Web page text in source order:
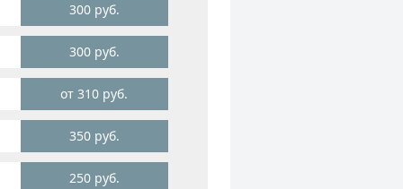
300 руб.
300 руб.
от 310 руб.
350 руб.
250 руб.